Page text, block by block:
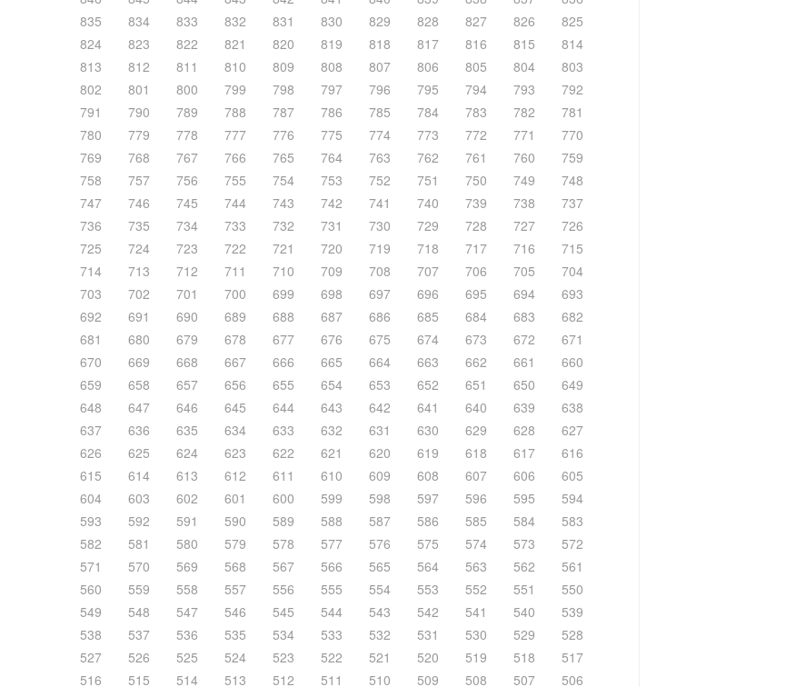
835
834 833 832 831 830 829 828 827 826
825
824
823 822 821 820 819 818 817 816 815
814
813
812 811 810 809 808 807 806 805 804
803
802
801 800 799 798 797 796 795 794 793
792
791
790 789 788 787 786 785 784 783 782
781
780
779 778 777 776 775 774 773 772 771
770
769
768 767 766 765 764 763 762 761 760
759
758
757 756 755 754 753 752 751 750 749
748
747
746 745 744 743 742 741 740 739 738
737
736
735 734 733 732 731 730 729 728 727
726
725
724 723 722 721 720 719 718 717 716
715
714
713 712 711 710 709 708 707 706 705
704
703
702 701 700 699 698 697 696 695 694
693
692
691 690 689 688 687 686 685 684 683
682
681
680 679 678 677 676 675 674 673 672
671
670
669 668 667 666 665 664 663 662 661
660
659
658 657 656 655 654 653 652 651 650
649
648
647 646 645 644 643 642 641 640 639
638
637
636 635 634 633 632 631 630 629 628
627
626
625 624 623 622 621 620 619 618 617
616
615
614 613 612 611 610 609 608 607 606
605
604
603 602 601 600 599 598 597 596 595
594
593
592 591 590 589 588 587 586 585 584
583
582
581 580 579 578 577 576 575 574 573
572
571
570 569 568 567 566 565 564 563 562
561
560
559 558 557 556 555 554 553 552 551
550
549
548 547 546 545 544 543 542 541 540
539
538
537 536 535 534 533 532 531 530 529
528
527
526 525 524 523 522 521 520 519 518
517
516
515 514 513 512 511 510 509 508 507 506